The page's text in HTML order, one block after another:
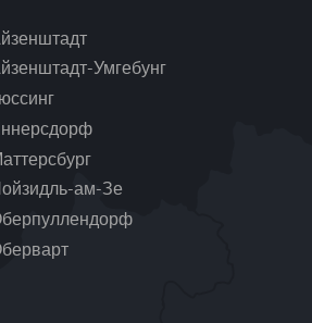
Умгебунг
ам-Зе